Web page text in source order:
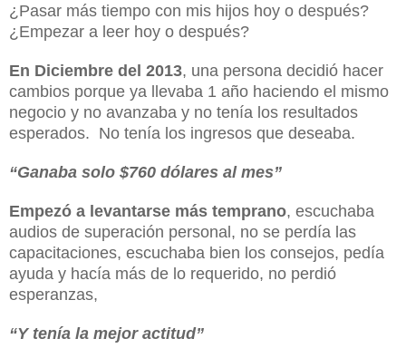
¿Pasar más tiempo con mis hijos hoy o después?
¿Empezar a leer hoy o después?
En Diciembre del 2013, una persona decidió hacer
cambios porque ya llevaba 1 año haciendo el mismo
negocio y no avanzaba y no tenía los resultados
esperados. No tenía los ingresos que deseaba.
“Ganaba solo $760 dólares al mes”
Empezó a levantarse más temprano, escuchaba
audios de superación personal, no se perdía las
capacitaciones, escuchaba bien los consejos, pedía
ayuda y hacía más de lo requerido, no perdió
esperanzas,
“Y tenía la mejor actitud”